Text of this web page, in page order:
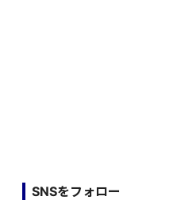
SNSをフォロー